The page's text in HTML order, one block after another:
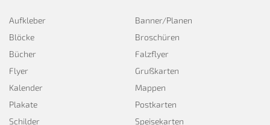
Aufkleber
Banner/Planen
Blöcke
Broschüren
Bücher
Falzflyer
Flyer
Grußkarten
Kalender
Mappen
Plakate
Postkarten
Schilder
Speisekarten